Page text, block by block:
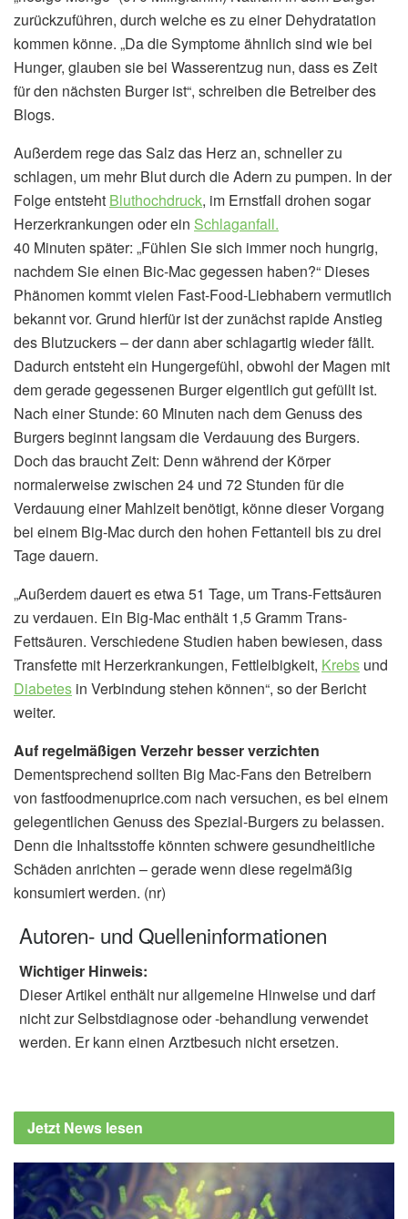
zurückzuführen, durch welche es zu einer Dehydratation
kommen könne. „Da die Symptome ähnlich sind wie bei
Hunger, glauben sie bei Wasserentzug nun, dass es Zeit
für den nächsten Burger ist“, schreiben die Betreiber des
Blogs.
Außerdem rege das Salz das Herz an, schneller zu
schlagen, um mehr Blut durch die Adern zu pumpen. In der
Folge entsteht Bluthochdruck, im Ernstfall drohen sogar
Herzerkrankungen oder ein Schlaganfall.
40 Minuten später: „Fühlen Sie sich immer noch hungrig,
nachdem Sie einen Bic-Mac gegessen haben?“ Dieses
Phänomen kommt vielen Fast-Food-Liebhabern vermutlich
bekannt vor. Grund hierfür ist der zunächst rapide Anstieg
des Blutzuckers – der dann aber schlagartig wieder fällt.
Dadurch entsteht ein Hungergefühl, obwohl der Magen mit
dem gerade gegessenen Burger eigentlich gut gefüllt ist.
Nach einer Stunde: 60 Minuten nach dem Genuss des
Burgers beginnt langsam die Verdauung des Burgers.
Doch das braucht Zeit: Denn während der Körper
normalerweise zwischen 24 und 72 Stunden für die
Verdauung einer Mahlzeit benötigt, könne dieser Vorgang
bei einem Big-Mac durch den hohen Fettanteil bis zu drei
Tage dauern.
„Außerdem dauert es etwa 51 Tage, um Trans-Fettsäuren
zu verdauen. Ein Big-Mac enthält 1,5 Gramm Trans-
Fettsäuren. Verschiedene Studien haben bewiesen, dass
Transfette mit Herzerkrankungen, Fettleibigkeit, Krebs und
Diabetes in Verbindung stehen können“, so der Bericht
weiter.
Auf regelmäßigen Verzehr besser verzichten
Dementsprechend sollten Big Mac-Fans den Betreibern
von fastfoodmenuprice.com nach versuchen, es bei einem
gelegentlichen Genuss des Spezial-Burgers zu belassen.
Denn die Inhaltsstoffe könnten schwere gesundheitliche
Schäden anrichten – gerade wenn diese regelmäßig
konsumiert werden. (nr)
Autoren- und Quelleninformationen
Wichtiger Hinweis:
Dieser Artikel enthält nur allgemeine Hinweise und darf
nicht zur Selbstdiagnose oder -behandlung verwendet
werden. Er kann einen Arztbesuch nicht ersetzen.
Jetzt News lesen